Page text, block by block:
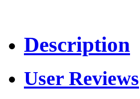
Description
User Reviews